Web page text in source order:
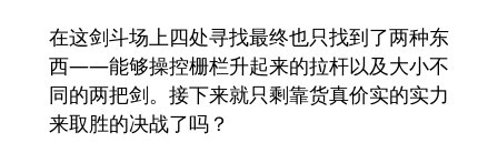
在这剑斗场上四处寻找最终也只找到了两种东
西——能够操控栅栏升起来的拉杆以及大小不
同的两把剑。接下来就只剩靠货真价实的实力
来取胜的决战了吗？